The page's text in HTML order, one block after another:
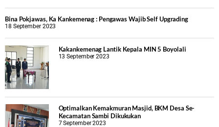
Bina Pokjawas, Ka Kankemenag : Pengawas Wajib Self Upgrading
18 September 2023
Kakankemenag Lantik Kepala MIN 5 Boyolali
13 September 2023
Optimalkan Kemakmuran Masjid, BKM Desa Se-
Kecamatan Sambi Dikukukan
7 September 2023